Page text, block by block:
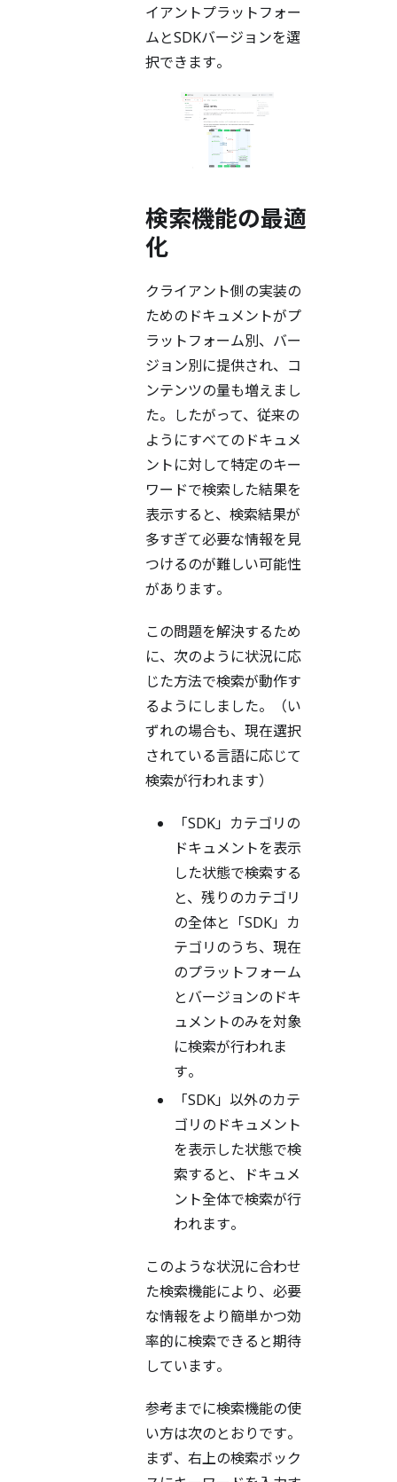
イアントプラットフォー
ムとSDKバージョンを選
択できます。
検索機能の最適
化
クライアント側の実装の
ためのドキュメントがプ
ラットフォーム別、バー
ジョン別に提供され、コ
ンテンツの量も増えまし
た。したがって、従来の
ようにすべてのドキュメ
ントに対して特定のキー
ワードで検索した結果を
表示すると、検索結果が
多すぎて必要な情報を見
つけるのが難しい可能性
があります。
この問題を解決するため
に、次のように状況に応
じた方法で検索が動作す
るようにしました。（い
ずれの場合も、現在選択
されている言語に応じて
検索が行われます）
「SDK」カテゴリの
ドキュメントを表示
した状態で検索する
と、残りのカテゴリ
の全体と「SDK」カ
テゴリのうち、現在
のプラットフォーム
とバージョンのドキ
ュメントのみを対象
に検索が行われま
す。
「SDK」以外のカテ
ゴリのドキュメント
を表示した状態で検
索すると、ドキュメ
ント全体で検索が行
われます。
このような状況に合わせ
た検索機能により、必要
な情報をより簡単かつ効
率的に検索できると期待
しています。
参考までに検索機能の使
い方は次のとおりです。
まず、右上の検索ボック